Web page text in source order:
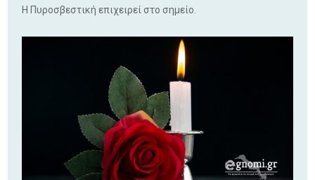
Η Πυροσβεστική επιχειρεί στο σημείο.